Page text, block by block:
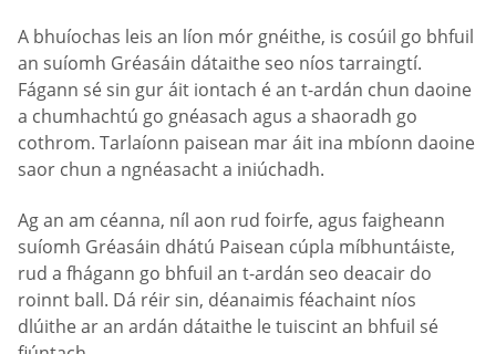
A bhuíochas leis an líon mór gnéithe, is cosúil go bhfuil
an suíomh Gréasáin dátaithe seo níos tarraingtí.
Fágann sé sin gur áit iontach é an t-ardán chun daoine
a chumhachtú go gnéasach agus a shaoradh go
cothrom. Tarlaíonn paisean mar áit ina mbíonn daoine
saor chun a ngnéasacht a iniúchadh.
Ag an am céanna, níl aon rud foirfe, agus faigheann
suíomh Gréasáin dhátú Paisean cúpla míbhuntáiste,
rud a fhágann go bhfuil an t-ardán seo deacair do
roinnt ball. Dá réir sin, déanaimis féachaint níos
dlúithe ar an ardán dátaithe le tuiscint an bhfuil sé